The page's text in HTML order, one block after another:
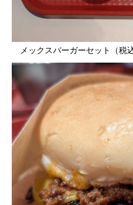
メックスバーガーセット（税